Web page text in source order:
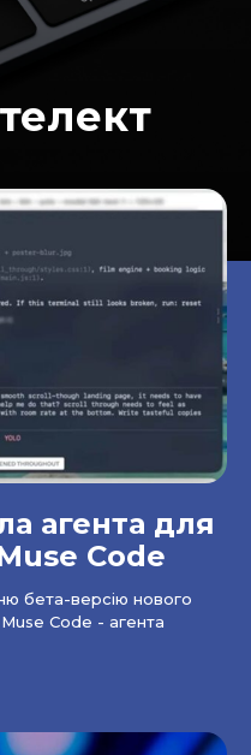
агента для
Code
бета-версію нового
Code - агента